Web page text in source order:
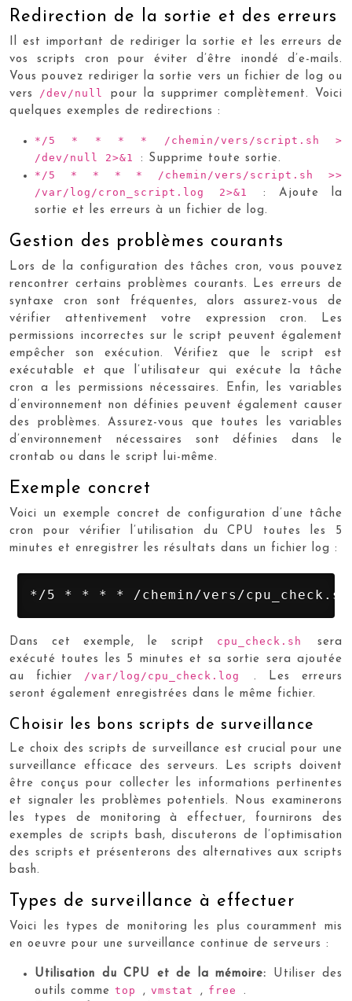
Redirection de la sortie et des erreurs
Il est important de rediriger la sortie et les erreurs de
vos scripts cron pour éviter d’être inondé d’e-mails.
Vous pouvez rediriger la sortie vers un fichier de log ou
vers /dev/nullpour la supprimer complètement. Voici
quelques exemples de redirections :
*/5 * * * * /chemin/vers/script.sh >
/dev/null 2>&1 : Supprime toute sortie.
*/5 * * * * /chemin/vers/script.sh >>
/var/log/cron_script.log 2>&1 : Ajoute la
sortie et les erreurs à un fichier de log.
Gestion des problèmes courants
Lors de la configuration des tâches cron, vous pouvez
rencontrer certains problèmes courants. Les erreurs de
syntaxe cron sont fréquentes, alors assurez-vous de
vérifier attentivement votre expression cron. Les
permissions incorrectes sur le script peuvent également
empêcher son exécution. Vérifiez que le script est
exécutable et que l’utilisateur qui exécute la tâche
cron a les permissions nécessaires. Enfin, les variables
d’environnement non définies peuvent également causer
des problèmes. Assurez-vous que toutes les variables
d’environnement nécessaires sont définies dans le
crontab ou dans le script lui-même.
Exemple concret
Voici un exemple concret de configuration d’une tâche
cron pour vérifier l’utilisation du CPU toutes les 5
minutes et enregistrer les résultats dans un fichier log :
*/5 * * * * /chemin/vers/cpu_check.sh
Dans cet exemple, le script cpu_check.shsera
exécuté toutes les 5 minutes et sa sortie sera ajoutée
au fichier /var/log/cpu_check.log . Les erreurs
seront également enregistrées dans le même fichier.
Choisir les bons scripts de surveillance
Le choix des scripts de surveillance est crucial pour une
surveillance efficace des serveurs. Les scripts doivent
être conçus pour collecter les informations pertinentes
et signaler les problèmes potentiels. Nous examinerons
les types de monitoring à effectuer, fournirons des
exemples de scripts bash, discuterons de l’optimisation
des scripts et présenterons des alternatives aux scripts
bash.
Types de surveillance à effectuer
Voici les types de monitoring les plus couramment mis
en oeuvre pour une surveillance continue de serveurs :
Utilisation du CPU et de la mémoire: Utiliser des
outils comme top , vmstat , free .